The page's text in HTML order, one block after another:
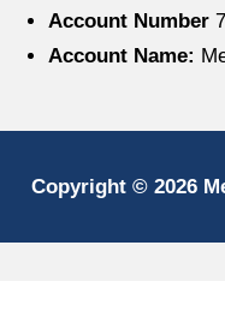
Account Number
Account Name:
Copyright © 2026